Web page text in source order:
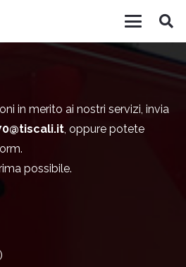
in merito ai nostri servizi, invia
, oppure potete
possibile.